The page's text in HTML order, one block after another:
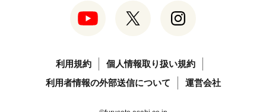
利用規約
個人情報取り扱い規約
利用者情報の外部送信について
運営会社